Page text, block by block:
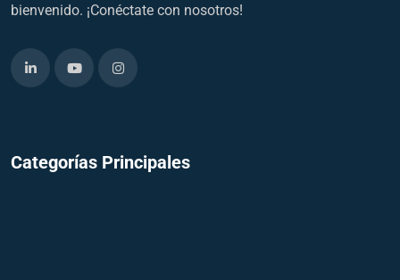
bienvenido. ¡Conéctate con nosotros!
Categorías Principales